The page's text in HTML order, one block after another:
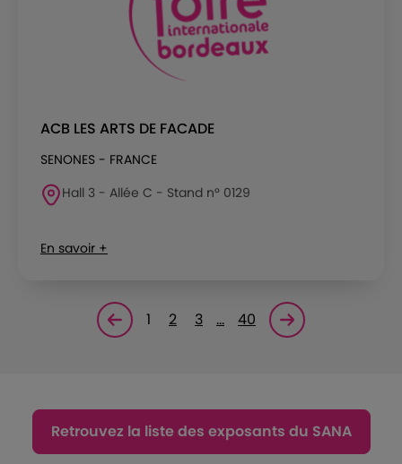
ACB LES ARTS DE FACADE
SENONES - FRANCE
Hall 3 - Allée C - Stand n° 0129
En savoir +
Page précédente
1 2 3 … 40 Page suivante<
Retrouvez la liste des exposants du SANA